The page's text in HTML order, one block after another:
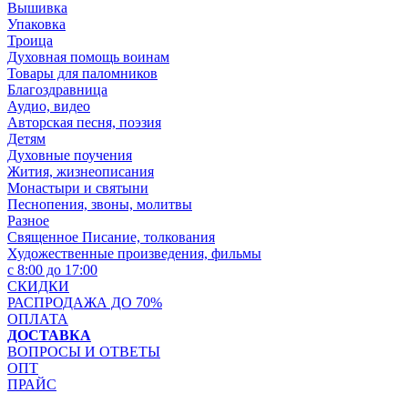
Вышивка
Упаковка
Троица
Духовная помощь воинам
Товары для паломников
Благоздравница
Аудио, видео
Авторская песня, поэзия
Детям
Духовные поучения
Жития, жизнеописания
Монастыри и святыни
Песнопения, звоны, молитвы
Разное
Священное Писание, толкования
Художественные произведения, фильмы
с 8:00 до 17:00
СКИДКИ
РАСПРОДАЖА ДО 70%
ОПЛАТА
ДОСТАВКА
ВОПРОСЫ И ОТВЕТЫ
ОПТ
ПРАЙС